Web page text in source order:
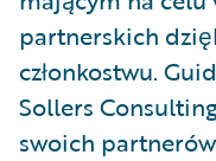
partnerskich
członkostwu.
Sollers
swoich